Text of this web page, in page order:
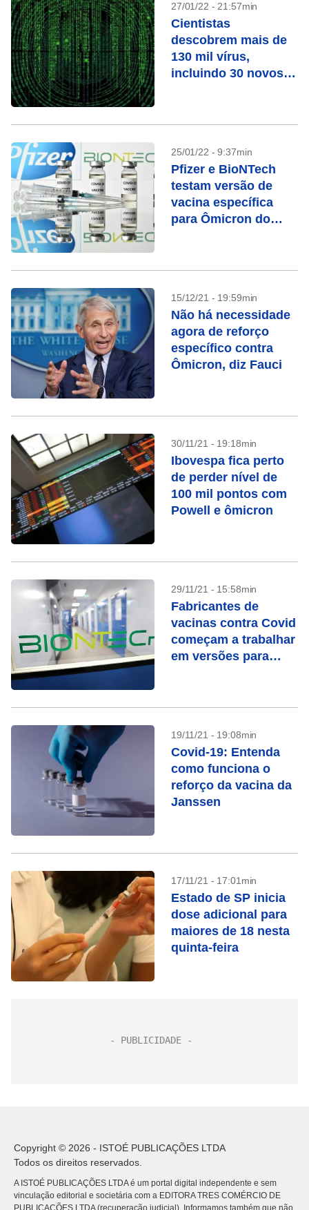
27/01/22 - 21:57min
Cientistas
descobrem mais de
130 mil vírus,
incluindo 30 novos
25/01/22 - 9:37min
Pfizer e BioNTech
testam versão de
vacina específica
para Ômicron do
15/12/21 - 19:59min
Não há necessidade
agora de reforço
específico contra
Ômicron, diz Fauci
30/11/21 - 19:18min
Ibovespa fica perto
de perder nível de
100 mil pontos com
Powell e ômicron
29/11/21 - 15:58min
Fabricantes de
vacinas contra Covid
começam a trabalhar
em versões para
19/11/21 - 19:08min
Covid-19: Entenda
como funciona o
reforço da vacina da
Janssen
17/11/21 - 17:01min
Estado de SP inicia
dose adicional para
maiores de 18 nesta
quinta-feira
Copyright © 2026 - ISTOÉ PUBLICAÇÕES LTDA
Todos os direitos reservados.
A ISTOÉ PUBLICAÇÕES LTDA é um portal digital independente e sem
vinculação editorial e societária com a EDITORA TRES COMÉRCIO DE
PUBLICACÕES LTDA (recuperação judicial). Informamos também que não